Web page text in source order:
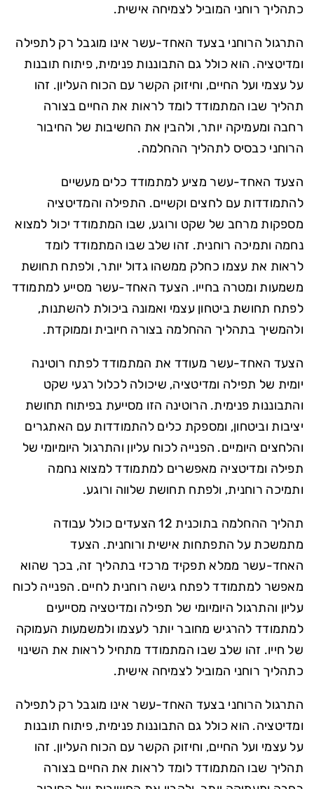
כתהליך רוחני המוביל לצמיחה אישית.
התרגול הרוחני בצעד האחד-עשר אינו מוגבל רק לתפילה
ומדיטציה. הוא כולל גם התבוננות פנימית, פיתוח תובנות
על עצמי ועל החיים, וחיזוק הקשר עם הכוח העליון. זהו
תהליך שבו המתמודד לומד לראות את החיים בצורה
רחבה ומעמיקה יותר, ולהבין את החשיבות של החיבור
הרוחני כבסיס לתהליך ההחלמה.
הצעד האחד-עשר מציע למתמודד כלים מעשיים
להתמודדות עם לחצים וקשיים. התפילה והמדיטציה
מספקות מרחב של שקט ורוגע, שבו המתמודד יכול למצוא
נחמה ותמיכה רוחנית. זהו שלב שבו המתמודד לומד
לראות את עצמו כחלק ממשהו גדול יותר, ולפתח תחושת
משמעות ומטרה בחייו. הצעד האחד-עשר מסייע למתמודד
לפתח תחושת ביטחון עצמי ואמונה ביכולת להשתנות,
ולהמשיך בתהליך ההחלמה בצורה חיובית וממוקדת.
הצעד האחד-עשר מעודד את המתמודד לפתח רוטינה
יומית של תפילה ומדיטציה, שיכולה לכלול רגעי שקט
והתבוננות פנימית. הרוטינה הזו מסייעת בפיתוח תחושת
יציבות וביטחון, ומספקת כלים להתמודדות עם האתגרים
והלחצים היומיים. הפנייה לכוח עליון והתרגול היומיומי של
תפילה ומדיטציה מאפשרים למתמודד למצוא נחמה
ותמיכה רוחנית, ולפתח תחושת שלווה ורוגע.
תהליך ההחלמה בתוכנית 12 הצעדים כולל עבודה
מתמשכת על התפתחות אישית ורוחנית. הצעד
האחד-עשר ממלא תפקיד מרכזי בתהליך זה, בכך שהוא
מאפשר למתמודד לפתח גישה רוחנית לחיים. הפנייה לכוח
עליון והתרגול היומיומי של תפילה ומדיטציה מסייעים
למתמודד להרגיש מחובר יותר לעצמו ולמשמעות העמוקה
של חייו. זהו שלב שבו המתמודד מתחיל לראות את השינוי
כתהליך רוחני המוביל לצמיחה אישית.
התרגול הרוחני בצעד האחד-עשר אינו מוגבל רק לתפילה
ומדיטציה. הוא כולל גם התבוננות פנימית, פיתוח תובנות
על עצמי ועל החיים, וחיזוק הקשר עם הכוח העליון. זהו
תהליך שבו המתמודד לומד לראות את החיים בצורה